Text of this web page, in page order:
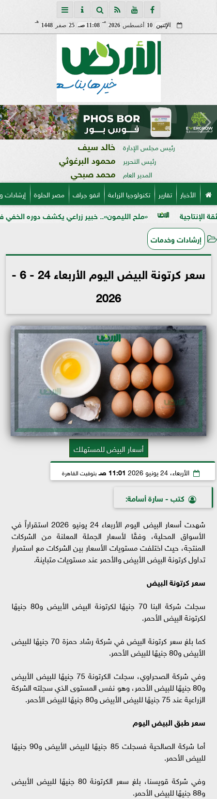
الإثنين 10 أغسطس 2026
مـ
11:08 صـ 25 صفر 1448
هـ
رئيس مجلس الإدارة خالد سيف
رئيس التحرير محمود البرغوثي
المدير العام محمد صبحي
الأخبار تقارير تكنولوجيا الزراعة انفو جراف مصر الحلوة
«ملح الليمون».. خبير زراعي يكشف دوره الخفي في تحسين
إرشادات وخدمات
سعر كرتونة البيض اليوم الأربعاء 24 - 6 -
2026
أسعار البيض للمستهلك
الأربعاء، 24 يونيو 2026 11:01 صـ بتوقيت القاهرة
كتب - سارة أسامة:
شهدت أسعار البيض اليوم الأربعاء 24 يونيو 2026 استقراراً في
الأسواق المحلية، وفقًا لأسعار الجملة المعلنة من الشركات
المنتجة، حيث اختلفت مستويات الأسعار بين الشركات مع استمرار
تداول كرتونة البيض الأبيض والأحمر عند مستويات متباينة.
سعر كرتونة البيض
سجلت شركة البنا 70 جنيهًا لكرتونة البيض الأبيض و80 جنيهًا
لكرتونة البيض الأحمر.
كما بلغ سعر كرتونة البيض في شركة رشاد حمزة 70 جنيهًا للبيض
الأبيض و80 جنيهًا للبيض الأحمر.
وفي شركة الصحراوي، سجلت الكرتونة 75 جنيهًا للبيض الأبيض
و80 جنيهًا للبيض الأحمر، وهو نفس المستوى الذي سجلته الشركة
الزراعية عند 75 جنيهًا للبيض الأبيض و80 جنيهًا للبيض الأحمر.
سعر طبق البيض اليوم
أما شركة الصالحية فسجلت 85 جنيهًا للبيض الأبيض و90 جنيهًا
للبيض الأحمر.
وفي شركة قويسنا، بلغ سعر الكرتونة 80 جنيهًا للبيض الأبيض
و88 جنيهًا للبيض الأحمر.